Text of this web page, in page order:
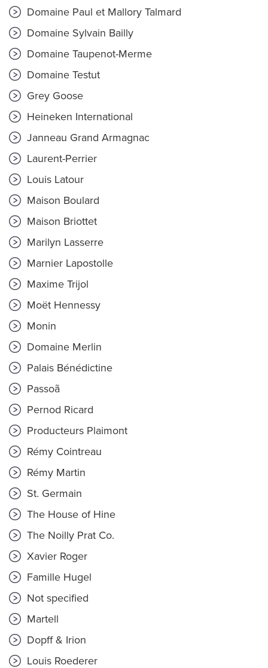
Domaine Paul et Mallory Talmard
Domaine Sylvain Bailly
Domaine Taupenot-Merme
Domaine Testut
Grey Goose
Heineken International
Janneau Grand Armagnac
Laurent-Perrier
Louis Latour
Maison Boulard
Maison Briottet
Marilyn Lasserre
Marnier Lapostolle
Maxime Trijol
Moët Hennessy
Monin
Domaine Merlin
Palais Bénédictine
Passoã
Pernod Ricard
Producteurs Plaimont
Rémy Cointreau
Rémy Martin
St. Germain
The House of Hine
The Noilly Prat Co.
Xavier Roger
Famille Hugel
Not specified
Martell
Dopff & Irion
Louis Roederer